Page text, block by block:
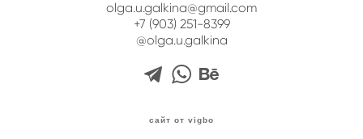
olga.u.galkina@gmail.com
+7 (903) 251-8399
@olga.u.galkina
сайт от vigbo